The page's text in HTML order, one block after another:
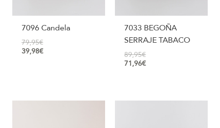
7096 Candela
79,95€
39,98€
7033 BEGOÑA
SERRAJE TABACO
89,95€
71,96€